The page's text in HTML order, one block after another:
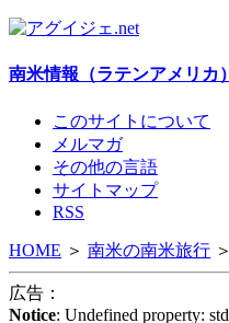
南米情報（ラテンアメリカ）
このサイトについて
メルマガ
その他の言語
サイトマップ
RSS
HOME ＞ 南米の南米旅行 ＞
広告：
Notice: Undefined property: